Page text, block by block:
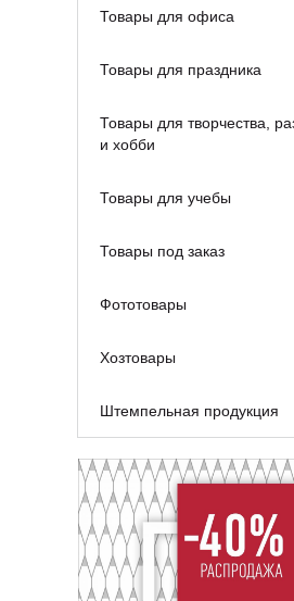
Товары для офиса
Товары для праздника
Товары для творчества,
и хобби
Товары для учебы
Товары под заказ
Фототовары
Хозтовары
Штемпельная продукция